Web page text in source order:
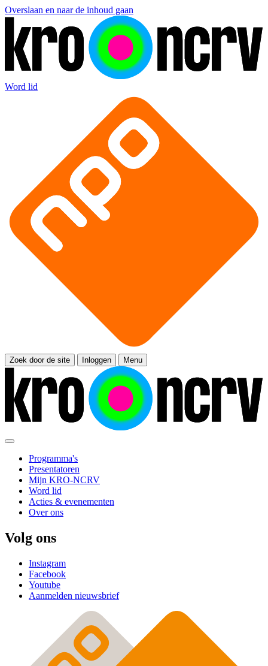
Overslaan en naar de inhoud gaan
Word lid
Zoek door de site Inloggen Menu
Programma's
Presentatoren
Mijn KRO-NCRV
Word lid
Acties & evenementen
Over ons
Volg ons
Instagram
Facebook
Youtube
Aanmelden nieuwsbrief